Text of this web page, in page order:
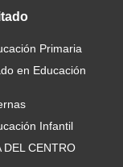
Primaria
en Educación
Infantil
DEL CENTRO